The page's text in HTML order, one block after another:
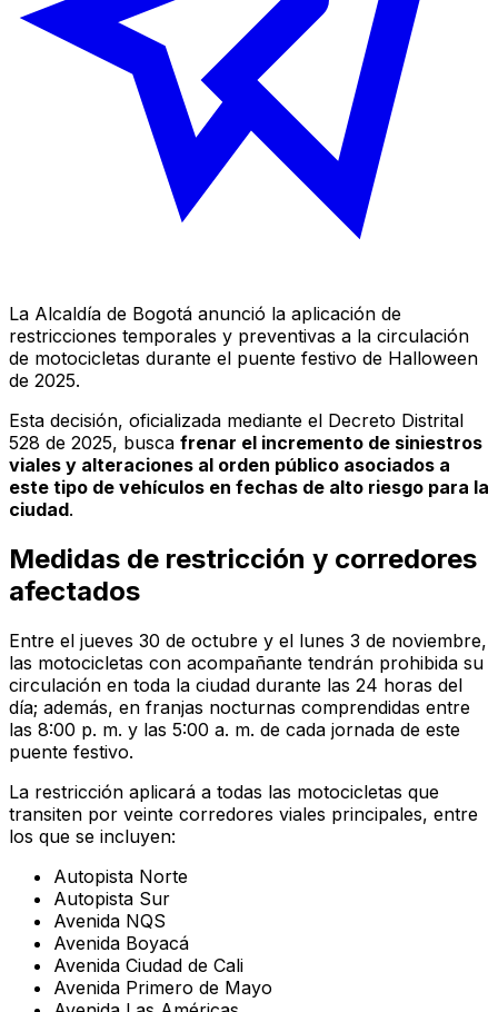
La Alcaldía de Bogotá anunció la aplicación de
restricciones temporales y preventivas a la circulación
de motocicletas durante el puente festivo de Halloween
de 2025.
Esta decisión, oficializada mediante el Decreto Distrital
528 de 2025, busca frenar el incremento de siniestros
viales y alteraciones al orden público asociados a
este tipo de vehículos en fechas de alto riesgo para la
ciudad.
Medidas de restricción y corredores
afectados
Entre el jueves 30 de octubre y el lunes 3 de noviembre,
las motocicletas con acompañante tendrán prohibida su
circulación en toda la ciudad durante las 24 horas del
día; además, en franjas nocturnas comprendidas entre
las 8:00 p. m. y las 5:00 a. m. de cada jornada de este
puente festivo.
La restricción aplicará a todas las motocicletas que
transiten por veinte corredores viales principales, entre
los que se incluyen:
Autopista Norte
Autopista Sur
Avenida NQS
Avenida Boyacá
Avenida Ciudad de Cali
Avenida Primero de Mayo